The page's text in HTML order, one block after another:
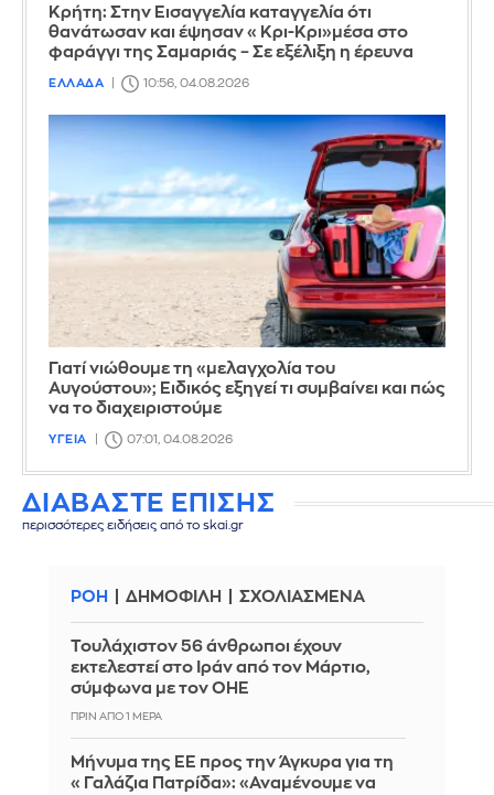
Κρήτη: Στην Εισαγγελία καταγγελία ότι
θανάτωσαν και έψησαν «Κρι-Κρι»μέσα στο
φαράγγι της Σαμαριάς – Σε εξέλιξη η έρευνα
ΕΛΛΑΔΑ 10:56, 04.08.2026
Γιατί νιώθουμε τη «μελαγχολία του
Αυγούστου»; Ειδικός εξηγεί τι συμβαίνει και πώς
να το διαχειριστούμε
ΥΓΕΙΑ 07:01, 04.08.2026
ΔΙΑΒΑΣΤΕ ΕΠΙΣΗΣ
περισσότερες ειδήσεις από το skai.gr
ΡΟΗ ΔΗΜΟΦΙΛΗ ΣΧΟΛΙΑΣΜΕΝΑ
Τουλάχιστον 56 άνθρωποι έχουν
εκτελεστεί στο Ιράν από τον Μάρτιο,
σύμφωνα με τον ΟΗΕ
ΠΡΙΝ ΑΠΌ 1 ΜΈΡΑ
Μήνυμα της ΕΕ προς την Άγκυρα για τη
«Γαλάζια Πατρίδα»: «Αναμένουμε να